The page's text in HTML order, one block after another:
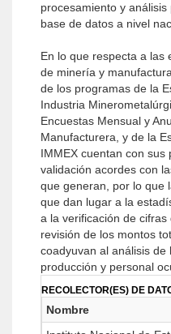
procesamiento y
base de datos a nivel
En lo que respecta a las
de minería y
de los programas de la
Industria
Encuestas Mensual y
Manufacturera, y de la
IMMEX cuentan con sus
validación acordes con
que generan, por lo que
que dan lugar a la
a la verificación de
revisión de los montos
coadyuvan al análisis de
producción y personal
RECOLECTOR(ES) DE
Nombre